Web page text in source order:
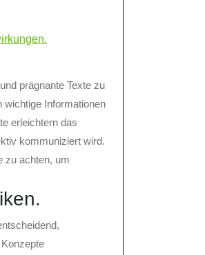
prägnante Texte zu
wichtige Informationen
erleichtern das
kommuniziert wird.
zu achten, um